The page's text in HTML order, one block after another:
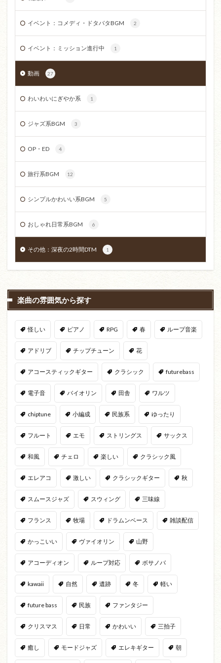
イベント：コメディ・ドタバタBGM 2
イベント：ミッション進行中 1
動画 27
わいわいにぎやか系 1
ジャズ系BGM 3
OP・ED 4
旅行系BGM 12
シンプルかわいい系BGM 5
おしゃれ日常系BGM 6
その他：深夜の2時間DTM 1
楽曲の雰囲気から探す
怪しい ピアノ RPG 春 ループ音楽
アドリブ チップチューン 花
アコースティックギター クラシック futurebass
電子音 バイオリン 田舎 ワルツ
chiptune 小編成 民族系 ゆったり
フルート エモ ストリングス サックス
和風 チェロ 楽しい クラシック風
エレアコ 激しい クラシックギター 秋
スムースジャズ スウィング 三味線
フランス 牧場 ドラムンベース 雑談配信
かっこいい ヴァイオリン 山野
アコーディオン ループ対応 ボサノバ
kawaii 自然 遺跡 冬 軽い
future bass 民族 ファンタジー
クリスマス 日常 かわいい 三拍子
癒し モードジャズ エレキギター 朝